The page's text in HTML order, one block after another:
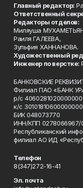
Главный редактор:
Ответственный
Редакторы отделов:
Миляуша
Раиля ГАЛЕЕВА,
Зульфия ХАННАНОВА.
Художественный
Инженер по верстке:
БАНКОВСКИЕ
Филиал ПАО «БАНК
р/с
к/с
БИК 048073770
ИНН/КПП 0278066967/
Республиканский
филиал АО ИД
Телефон
8(347)272-16-41
Эл. почта